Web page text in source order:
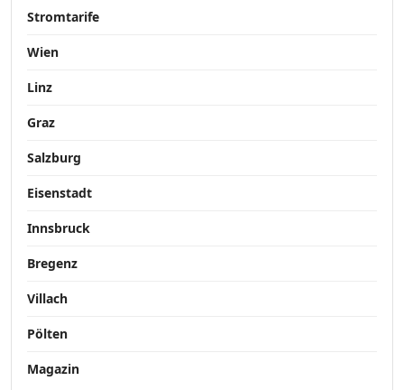
Stromtarife
Wien
Linz
Graz
Salzburg
Eisenstadt
Innsbruck
Bregenz
Villach
Pölten
Magazin